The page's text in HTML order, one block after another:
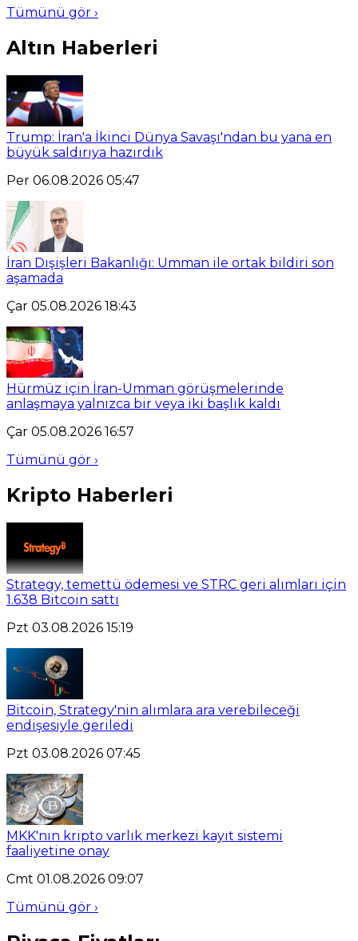
Tümünü gör ›
Altın Haberleri
Trump: İran'a İkinci Dünya Savaşı'ndan bu yana en
büyük saldırıya hazırdık
Per 06.08.2026 05:47
İran Dışişleri Bakanlığı: Umman ile ortak bildiri son
aşamada
Çar 05.08.2026 18:43
Hürmüz için İran-Umman görüşmelerinde
anlaşmaya yalnızca bir veya iki başlık kaldı
Çar 05.08.2026 16:57
Tümünü gör ›
Kripto Haberleri
Strategy, temettü ödemesi ve STRC geri alımları için
1.638 Bitcoin sattı
Pzt 03.08.2026 15:19
Bitcoin, Strategy'nin alımlara ara verebileceği
endişesiyle geriledi
Pzt 03.08.2026 07:45
MKK'nın kripto varlık merkezi kayıt sistemi
faaliyetine onay
Cmt 01.08.2026 09:07
Tümünü gör ›